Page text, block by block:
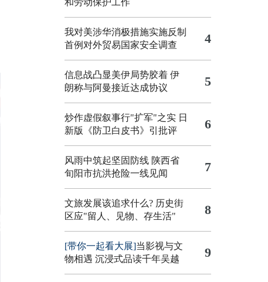
和劳动保护工作
我对美涉华消极措施实施反制
首例对外贸易国家安全调查
4
信息战凸显美伊局势胶着 伊
朗称与阿曼接近达成协议
5
炒作虚假叙事行"扩军"之实 日
新版《防卫白皮书》引批评
6
风雨中筑起坚固防线 陕西省
旬阳市抗洪抢险一线见闻
7
文旅发展该追求什么? 历史街
区应"留人、见物、存生活"
8
[带你一起看大展]当影视与文
物相遇 沉浸式品读千年吴越
9